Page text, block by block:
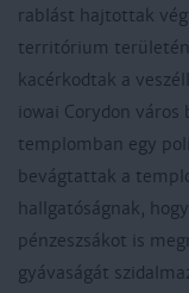
rablást hajtottak
territórium
kacérkodtak a
iowai Corydon
templomban egy
bevágtattak a
hallgatóságnak,
pénzeszsákot is
gyávaságát